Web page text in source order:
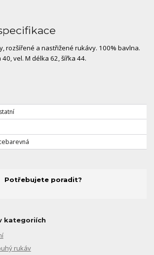
rozšířené a nastřižené rukávy. 100% bavlna.
vel. M délka 62, šířka 44.
Potřebujete poradit?
kategoriích
rukáv